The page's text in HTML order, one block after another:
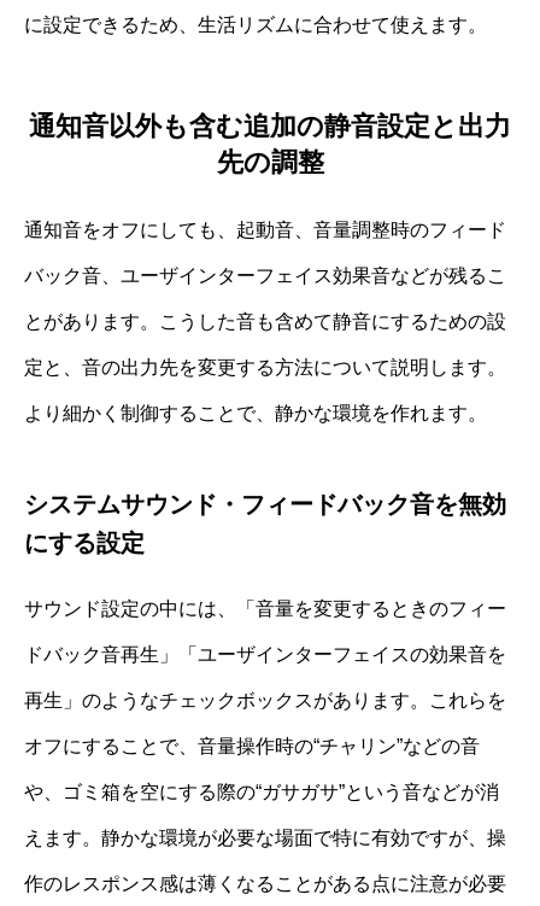
に設定できるため、生活リズムに合わせて使えます。
通知音以外も含む追加の静音設定と出力
先の調整
通知音をオフにしても、起動音、音量調整時のフィード
バック音、ユーザインターフェイス効果音などが残るこ
とがあります。こうした音も含めて静音にするための設
定と、音の出力先を変更する方法について説明します。
より細かく制御することで、静かな環境を作れます。
システムサウンド・フィードバック音を無効
にする設定
サウンド設定の中には、「音量を変更するときのフィー
ドバック音再生」「ユーザインターフェイスの効果音を
再生」のようなチェックボックスがあります。これらを
オフにすることで、音量操作時の“チャリン”などの音
や、ゴミ箱を空にする際の“ガサガサ”という音などが消
えます。静かな環境が必要な場面で特に有効ですが、操
作のレスポンス感は薄くなることがある点に注意が必要